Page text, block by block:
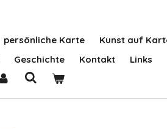
persönliche Karte Kunst auf
Geschichte Kontakt Links